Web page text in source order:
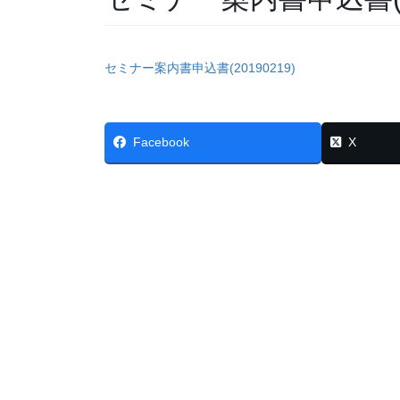
セミナー案内書申込書(20190219)
Facebook X